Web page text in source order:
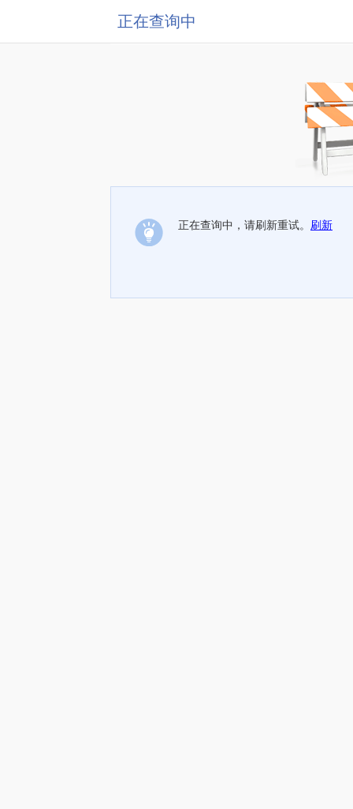
正在查询中
正在查询中，请刷新重试。 刷新